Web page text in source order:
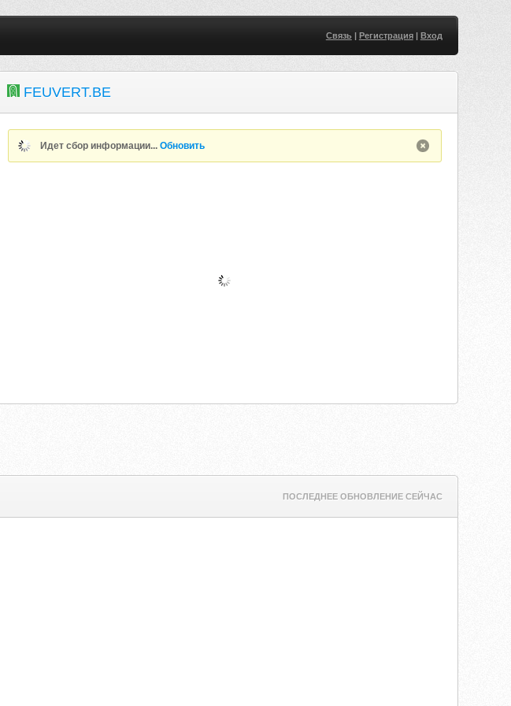
Связь| Регистрация| Вход
FEUVERT.BE
Идет сбор информации...Обновить
ПОСЛЕДНЕЕ ОБНОВЛЕНИЕ СЕЙЧАС